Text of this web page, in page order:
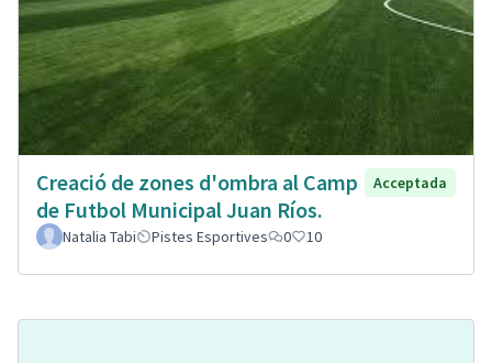
Creació de zones d'ombra al Camp
de Futbol Municipal Juan Ríos.
Acceptada
Natalia Tabi Pistes Esportives 0 10